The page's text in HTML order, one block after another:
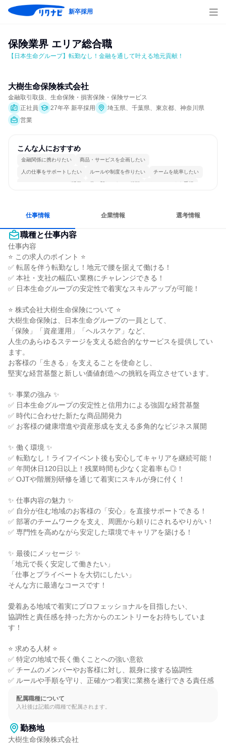
新卒採用
保険業界 エリア総合職
【日本生命グループ】転勤なし！金融を通して叶える地元貢献！
大樹生命保険株式会社
金融取引取扱、生命保険・損害保険・保険サービス
正社員
27年卒 新卒採用
埼玉県、千葉県、東京都、神奈川県
営業
こんな人におすすめ
金融関係に携わりたい 商品・サービスを企画したい
人の仕事をサポートしたい ルールや制度を作りたい チームを統率したい
コミュニケーションが活発 常に新しいものに挑戦 チームワークを重視
仕事情報 企業情報 選考情報
職種と仕事内容
仕事内容
⭐ この求人のポイント ⭐
✅ 転居を伴う転勤なし！地元で腰を据えて働ける！
✅ 本社・支社の幅広い業務にチャレンジできる！
✅ 日本生命グループの安定性で着実なスキルアップが可能！
⭐ 株式会社大樹生命保険について ⭐
大樹生命保険は、日本生命グループの一員として、
「保険」「資産運用」「ヘルスケア」など、
人生のあらゆるステージを支える総合的なサービスを提供してい
ます。
お客様の「生きる」を支えることを使命とし、
堅実な経営基盤と新しい価値創造への挑戦を両立させています。
✨ 事業の強み ✨
✅ 日本生命グループの安定性と信用力による強固な経営基盤
✅ 時代に合わせた新たな商品開発力
✅ お客様の健康増進や資産形成を支える多角的なビジネス展開
✨ 働く環境 ✨
✅ 転勤なし！ライフイベント後も安心してキャリアを継続可能！
✅ 年間休日120日以上！残業時間も少なく定着率も◎！
✅ OJTや階層別研修を通じて着実にスキルが身に付く！
✨ 仕事内容の魅力 ✨
✅ 自分が住む地域のお客様の「安心」を直接サポートできる！
✅ 部署のチームワークを支え、周囲から頼りにされるやりがい！
✅ 専門性を高めながら安定した環境でキャリアを築ける！
✨ 最後にメッセージ ✨
「地元で長く安定して働きたい」
「仕事とプライベートを大切にしたい」
そんな方に最適なコースです！
愛着ある地域で着実にプロフェッショナルを目指したい、
協調性と責任感を持った方からのエントリーをお待ちしていま
す！
⭐ 求める人材 ⭐
✅ 特定の地域で長く働くことへの強い意欲
✅ チームのメンバーやお客様に対し、親身に接する協調性
✅ ルールや手順を守り、正確かつ着実に業務を遂行できる責任感
配属職種について
入社後は記載の職種で配属されます。
勤務地
大樹生命保険株式会社